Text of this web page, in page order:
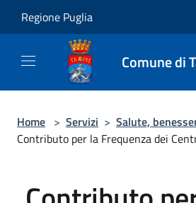
Regione Puglia
Comune di
Home > Servizi > Salute,
Contributo per la Frequenza dei